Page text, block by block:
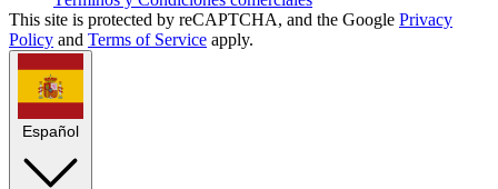
This site is protected by reCAPTCHA, and the Google Privacy
Policy and Terms of Service apply.
Español